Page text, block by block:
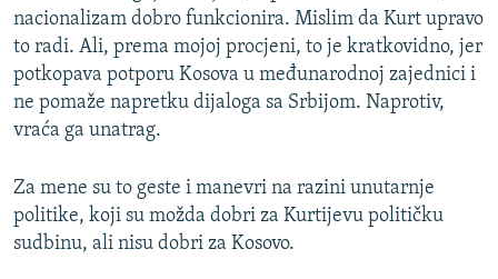
nacionalizam dobro funkcionira. Mislim da Kurt upravo
to radi. Ali, prema mojoj procjeni, to je kratkovidno, jer
potkopava potporu Kosova u međunarodnoj zajednici i
ne pomaže napretku dijaloga sa Srbijom. Naprotiv,
vraća ga unatrag.
Za mene su to geste i manevri na razini unutarnje
politike, koji su možda dobri za Kurtijevu političku
sudbinu, ali nisu dobri za Kosovo.